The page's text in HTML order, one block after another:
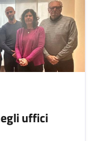
uffici